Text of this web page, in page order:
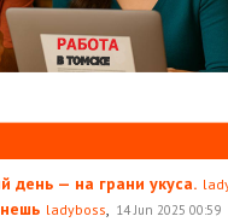
день — на грани укуса.
ladyboss, 14 Jun 2025 00:59